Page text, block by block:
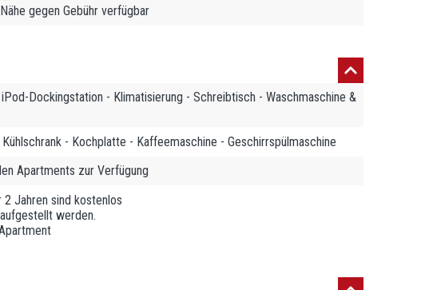
gegen Gebühr verfügbar
Dockingstation - Klimatisierung - Schreibtisch - Waschmaschine &
- Kochplatte - Kaffeemaschine - Geschirrspülmaschine
Apartments zur Verfügung
Jahren sind kostenlos
werden.